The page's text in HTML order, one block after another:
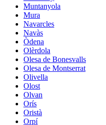
Muntanyola
Mura
Navarcles
Navàs
Òdena
Olèrdola
Olesa de Bonesvalls
Olesa de Montserrat
Olivella
Olost
Olvan
Orís
Oristà
Orpí